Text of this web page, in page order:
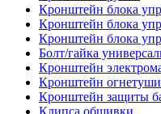
Кронштейн блока
Кронштейн блока
Кронштейн блока
Болт/гайка
Кронштейн
Кронштейн
Кронштейн защиты
Клипса обшивки